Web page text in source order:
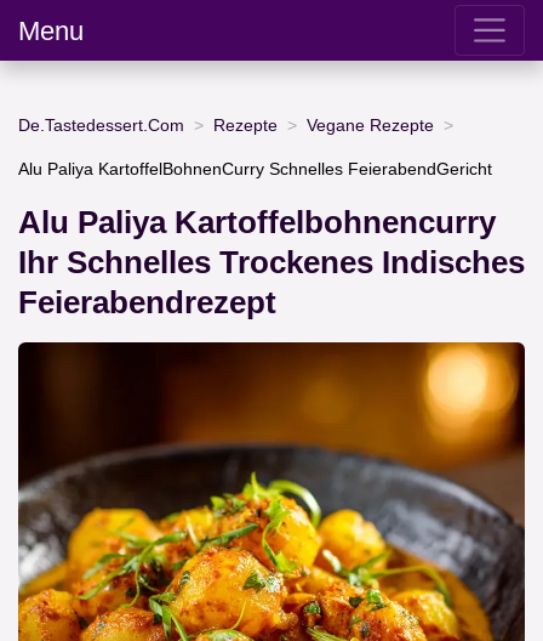
Menu
De.Tastedessert.Com Rezepte Vegane Rezepte
Alu Paliya KartoffelBohnenCurry Schnelles FeierabendGericht
Alu Paliya Kartoffelbohnencurry
Ihr Schnelles Trockenes Indisches
Feierabendrezept